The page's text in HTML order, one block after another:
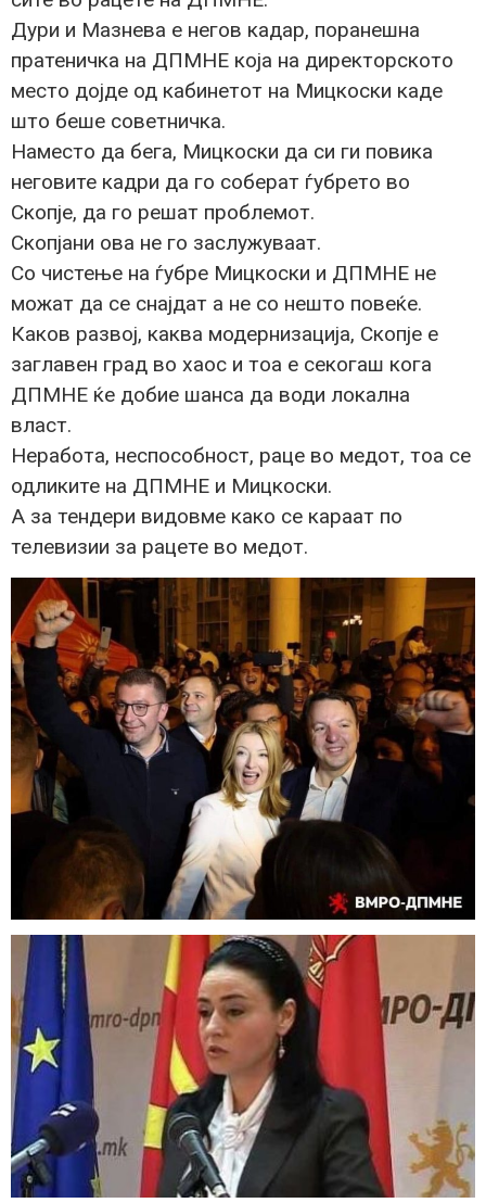
Дури и Мазнева е негов кадар, поранешна
пратеничка на ДПМНЕ која на директорското
место дојде од кабинетот на Мицкоски каде
што беше советничка.
Наместо да бега, Мицкоски да си ги повика
неговите кадри да го соберат ѓубрето во
Скопје, да го решат проблемот.
Скопјани ова не го заслужуваат.
Со чистење на ѓубре Мицкоски и ДПМНЕ не
можат да се снајдат а не со нешто повеќе.
Каков развој, каква модернизација, Скопје е
заглавен град во хаос и тоа е секогаш кога
ДПМНЕ ќе добие шанса да води локална
власт.
Неработа, неспособност, раце во медот, тоа се
одликите на ДПМНЕ и Мицкоски.
А за тендери видовме како се караат по
телевизии за рацете во медот.